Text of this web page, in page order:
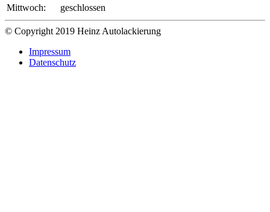
Mittwoch:
geschlossen
© Copyright 2019 Heinz Autolackierung
Impressum
Datenschutz